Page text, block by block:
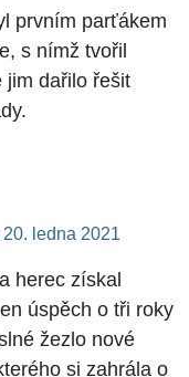
prvním parťákem
s nímž tvořil
jim dařilo řešit
20. ledna 2021
herec získal
úspěch o tři roky
žezlo nové
si zahrála o